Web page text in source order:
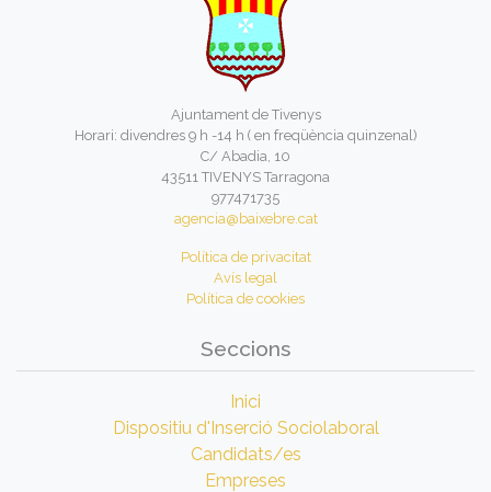
Ajuntament de Tivenys
Horari: divendres 9 h -14 h ( en freqüència quinzenal)
C/ Abadia, 10
43511 TIVENYS Tarragona
977471735
agencia@baixebre.cat
Política de privacitat
Avís legal
Política de cookies
Seccions
Inici
Dispositiu d'Inserció Sociolaboral
Candidats/es
Empreses